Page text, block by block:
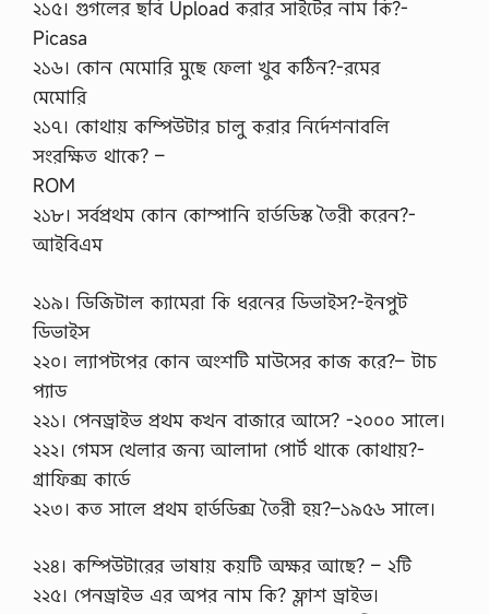
২১৫। গুগলের ছবি Upload করার সাইটের নাম কি?-
Picasa
২১৬। কোন মেমোরি মুছে ফেলা খুব কঠিন?-রমের
মেমোরি
২১৭। কোথায় কম্পিউটার চালু করার নির্দেশনাবলি
সংরক্ষিত থাকে? –
ROM
২১৮। সর্বপ্রথম কোন কোম্পানি হার্ডডিস্ক তৈরী করেন?-
আইবিএম
২১৯। ডিজিটাল ক্যামেরা কি ধরনের ডিভাইস?-ইনপুট
ডিভাইস
২২০। ল্যাপটপের কোন অংশটি মাউসের কাজ করে?– টাচ
প্যাড
২২১। পেনড্রাইভ প্রথম কখন বাজারে আসে? -২০০০ সালে।
২২২। গেমস খেলার জন্য আলাদা পোর্ট থাকে কোথায়?-
গ্রাফিক্স কার্ডে
২২৩। কত সালে প্রথম হার্ডডিক্স তৈরী হয়?–১৯৫৬ সালে।
২২৪। কম্পিউটারের ভাষায় কয়টি অক্ষর আছে? – ২টি
২২৫। পেনড্রাইভ এর অপর নাম কি? ফ্লাশ ড্রাইভ।